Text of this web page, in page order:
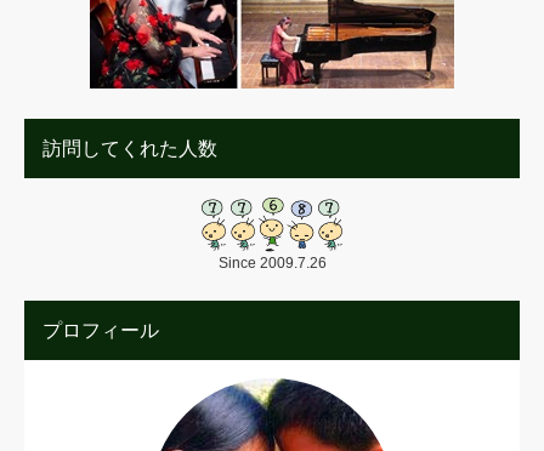
訪問してくれた人数
Since 2009.7.26
プロフィール